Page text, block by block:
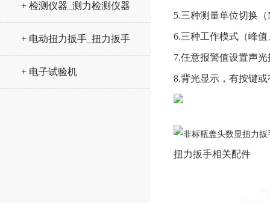
+ 检测仪器_测力检测仪器
+ 电动扭力扳手_扭力扳手
+ 电子试验机
5.三种测量单位切换
6.三种工作模式（峰
7.任意报警值设置声
8.背光显示，有按键
扭力扳手相关配件